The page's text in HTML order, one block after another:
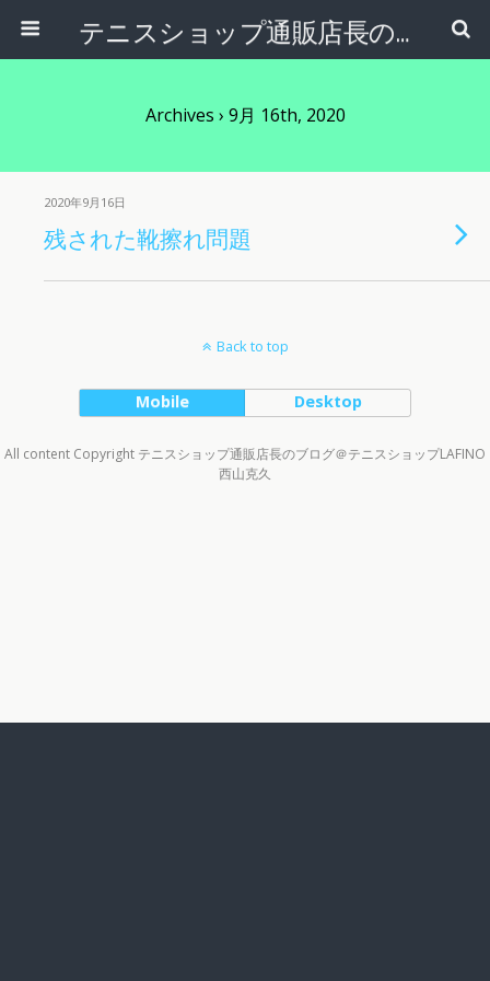
テニスショップ通販店長のブログ＠テニスショップLAFINO 西山克久
Archives › 9月 16th, 2020
2020年9月16日
残された靴擦れ問題
Back to top
Mobile Desktop
All content Copyright テニスショップ通販店長のブログ＠テニスショップLAFINO
西山克久